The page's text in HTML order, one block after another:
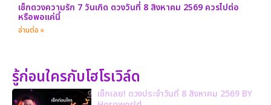
เช็กดวงความรัก 7 วันเกิด ดวงวันที่ 8 สิงหาคม 2569 ควรไปต่อ
หรือพอแค่นี้
อ่านต่อ »
รู้ก่อนใครกับโฮโรเวิล์ด
เช็กเลย! ดวงประจำวันที่ 8 สิงหาคม 2569 BY